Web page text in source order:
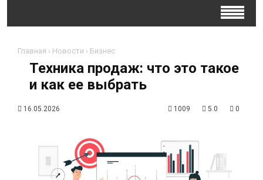
Главная › Новости › Бизнес
Техника продаж: что это такое
и как ее выбрать
16.05.2026 1009 5.0 0